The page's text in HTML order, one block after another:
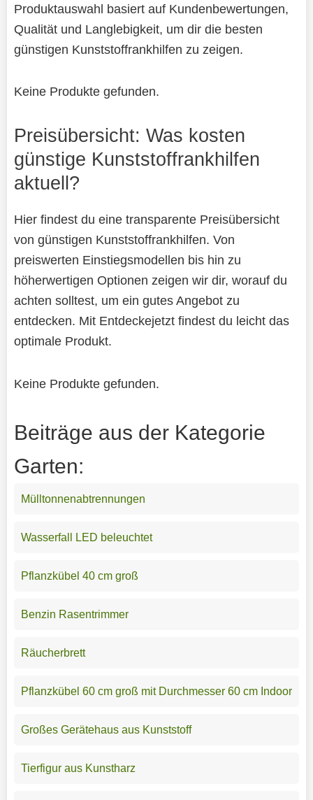
Produktauswahl basiert auf Kundenbewertungen,
Qualität und Langlebigkeit, um dir die besten
günstigen Kunststoffrankhilfen zu zeigen.
Keine Produkte gefunden.
Preisübersicht: Was kosten
günstige Kunststoffrankhilfen
aktuell?
Hier findest du eine transparente Preisübersicht
von günstigen Kunststoffrankhilfen. Von
preiswerten Einstiegsmodellen bis hin zu
höherwertigen Optionen zeigen wir dir, worauf du
achten solltest, um ein gutes Angebot zu
entdecken. Mit Entdeckejetzt findest du leicht das
optimale Produkt.
Keine Produkte gefunden.
Beiträge aus der Kategorie
Garten:
Mülltonnenabtrennungen
Wasserfall LED beleuchtet
Pflanzkübel 40 cm groß
Benzin Rasentrimmer
Räucherbrett
Pflanzkübel 60 cm groß mit Durchmesser 60 cm Indoor
Großes Gerätehaus aus Kunststoff
Tierfigur aus Kunstharz